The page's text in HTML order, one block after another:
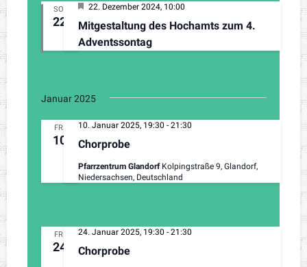
SO.
22
Mitgestaltung des Hochamts zum 4.
Adventssontag
H
r
v
o
h
o
e
22. Dezember 2024, 10:00
Januar 2025
FR.
10 Chorprobe
10. Januar 2025, 19:30 - 21:30
Pfarrzentrum Glandorf Kolpingstraße 9, Glandorf,
Niedersachsen, Deutschland
FR.
24 Chorprobe
24. Januar 2025, 19:30 - 21:30